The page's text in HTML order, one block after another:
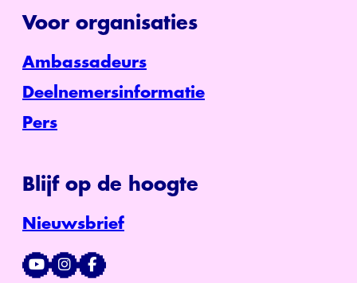
Voor organisaties
Ambassadeurs
Deelnemersinformatie
Pers
Blijf op de hoogte
Nieuwsbrief